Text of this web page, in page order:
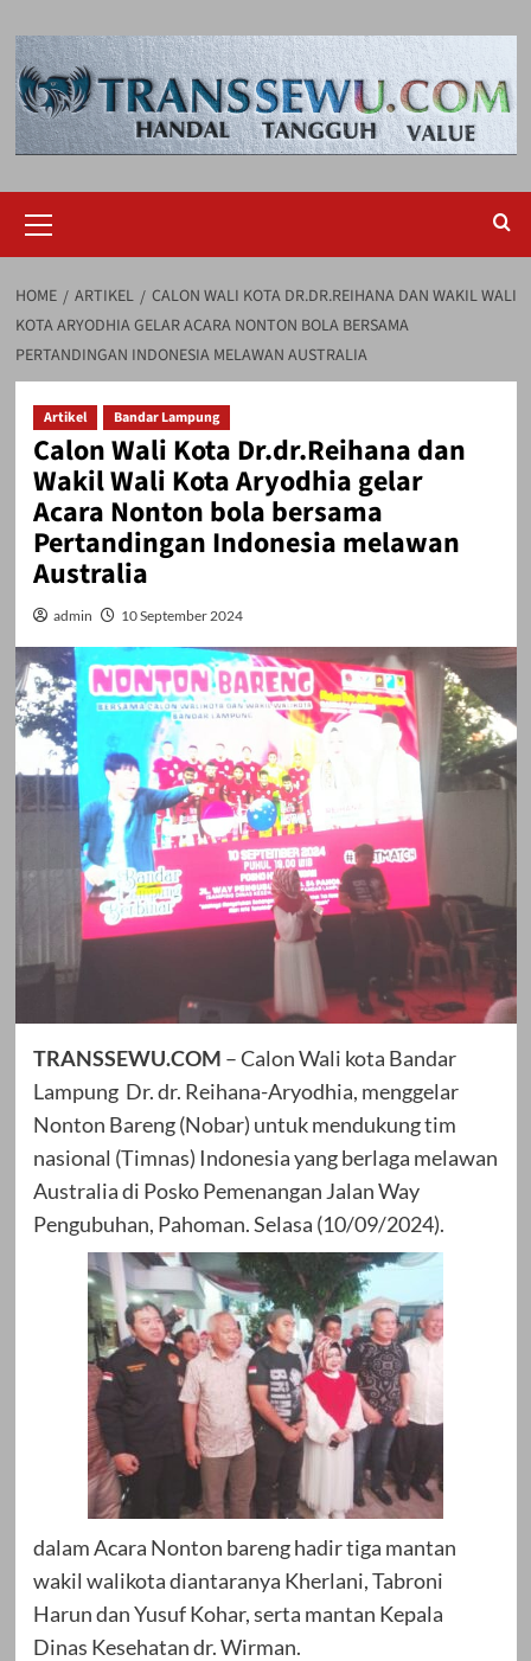
to
content
Menu
HOME ARTIKEL
CALON WALI KOTA DR.DR.REIHANA DAN WAKIL WALI
KOTA ARYODHIA GELAR ACARA NONTON BOLA BERSAMA
PERTANDINGAN INDONESIA MELAWAN AUSTRALIA
Artikel Bandar Lampung
Calon Wali Kota Dr.dr.Reihana dan
Wakil Wali Kota Aryodhia gelar
Acara Nonton bola bersama
Pertandingan Indonesia melawan
Australia
admin 10 September 2024
TRANSSEWU.COM – Calon Wali kota Bandar
Lampung Dr. dr. Reihana-Aryodhia, menggelar
Nonton Bareng (Nobar) untuk mendukung tim
nasional (Timnas) Indonesia yang berlaga melawan
Australia di Posko Pemenangan Jalan Way
Pengubuhan, Pahoman. Selasa (10/09/2024).
dalam Acara Nonton bareng hadir tiga mantan
wakil walikota diantaranya Kherlani, Tabroni
Harun dan Yusuf Kohar, serta mantan Kepala
Dinas Kesehatan dr. Wirman.